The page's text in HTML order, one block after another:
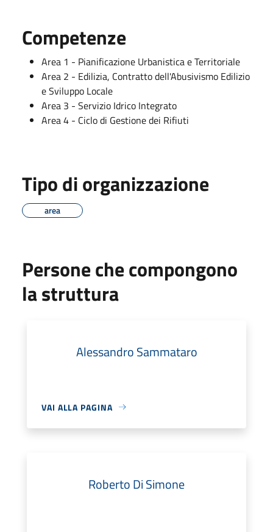
Competenze
Area 1 - Pianificazione Urbanistica e Territoriale
Area 2 - Edilizia, Contratto dell'Abusivismo Edilizio
e Sviluppo Locale
Area 3 - Servizio Idrico Integrato
Area 4 - Ciclo di Gestione dei Rifiuti
Tipo di organizzazione
area
Persone che compongono
la struttura
Alessandro Sammataro
VAI ALLA PAGINA
Roberto Di Simone